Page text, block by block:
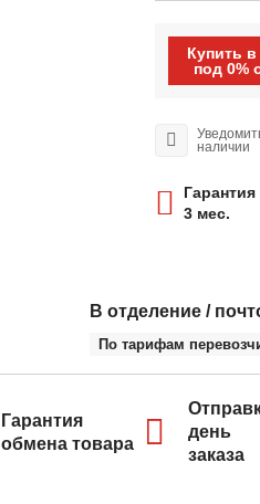
Купить
под 0%
наличии
Гарантия
3 мес.
В отделение /
По тарифам
Гарантия
обмена товара
день
заказа